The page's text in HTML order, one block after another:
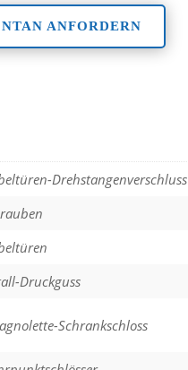
ANFORDERN
Drehstangenverschluss
Druckguss
Schrankschloss